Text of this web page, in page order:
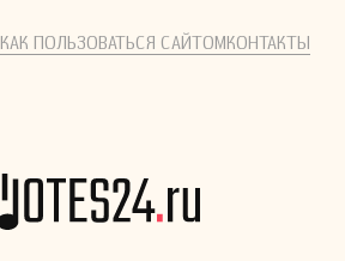
КАК ПОЛЬЗОВАТЬСЯ САЙТОМКОНТАКТЫ